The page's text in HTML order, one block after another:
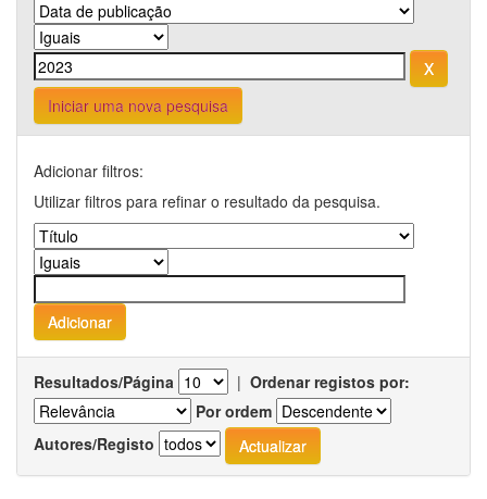
Iniciar uma nova pesquisa
Adicionar filtros:
Utilizar filtros para refinar o resultado da pesquisa.
Resultados/Página | Ordenar registos por:
Por ordem
Autores/Registo